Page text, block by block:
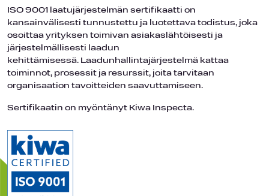
ISO 9001 laatujärjestelmän sertifikaatti on
kansainvälisesti tunnustettu ja luotettava todistus, joka
osoittaa yrityksen toimivan asiakaslähtöisesti ja
järjestelmällisesti laadun
kehittämisessä. Laadunhallintajärjestelmä kattaa
toiminnot, prosessit ja resurssit, joita tarvitaan
organisaation tavoitteiden saavuttamiseen.
Sertifikaatin on myöntänyt Kiwa Inspecta.